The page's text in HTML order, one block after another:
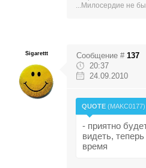
...Милосердие не
Sigarettt Сообщение # 137
20:37
24.09.2010
QUOTE (MAKC0177)
- приятно
видеть,
время